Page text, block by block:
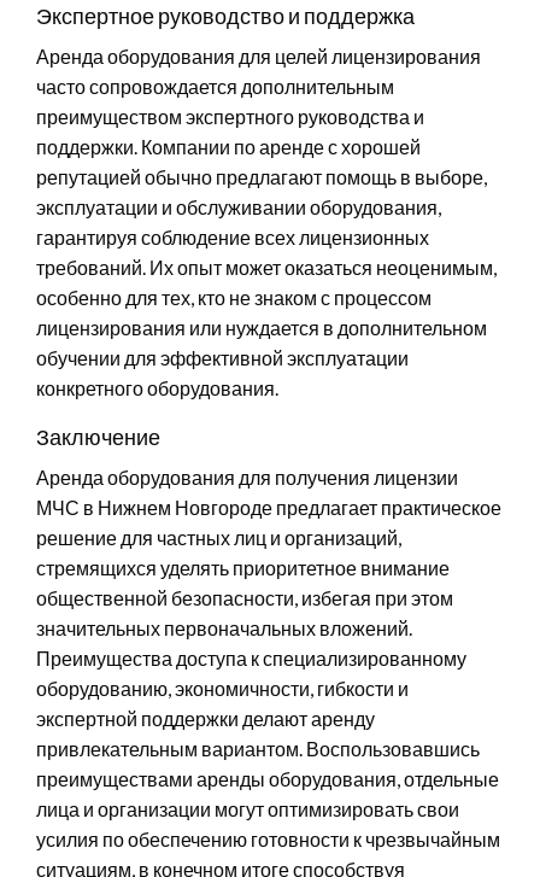
Экспертное руководство и поддержка
Аренда оборудования для целей лицензирования
часто сопровождается дополнительным
преимуществом экспертного руководства и
поддержки. Компании по аренде с хорошей
репутацией обычно предлагают помощь в выборе,
эксплуатации и обслуживании оборудования,
гарантируя соблюдение всех лицензионных
требований. Их опыт может оказаться неоценимым,
особенно для тех, кто не знаком с процессом
лицензирования или нуждается в дополнительном
обучении для эффективной эксплуатации
конкретного оборудования.
Заключение
Аренда оборудования для получения лицензии
МЧС в Нижнем Новгороде предлагает практическое
решение для частных лиц и организаций,
стремящихся уделять приоритетное внимание
общественной безопасности, избегая при этом
значительных первоначальных вложений.
Преимущества доступа к специализированному
оборудованию, экономичности, гибкости и
экспертной поддержки делают аренду
привлекательным вариантом. Воспользовавшись
преимуществами аренды оборудования, отдельные
лица и организации могут оптимизировать свои
усилия по обеспечению готовности к чрезвычайным
ситуациям, в конечном итоге способствуя